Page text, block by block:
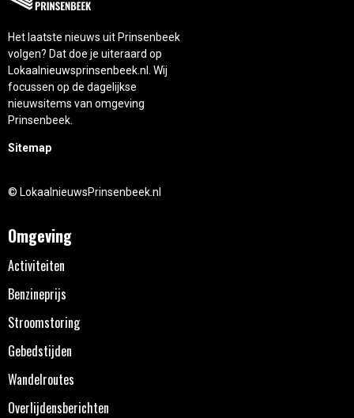
Het laatste nieuws uit Prinsenbeek
volgen? Dat doe je uiteraard op
Lokaalnieuwsprinsenbeek.nl. Wij
focussen op de dagelijkse
nieuwsitems van omgeving
Prinsenbeek.
Sitemap
© LokaalnieuwsPrinsenbeek.nl
Omgeving
Activiteiten
Benzineprijs
Stroomstoring
Gebedstijden
Wandelroutes
Overlijdensberichten